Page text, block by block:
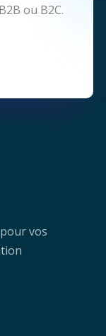
ou B2C.
vos